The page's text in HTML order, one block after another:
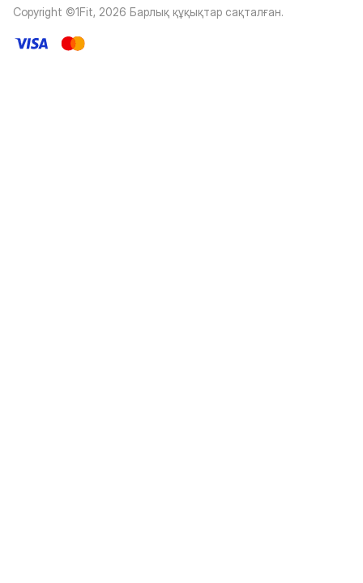
Copyright ©1Fit, 2026 Барлық құқықтар сақталған.